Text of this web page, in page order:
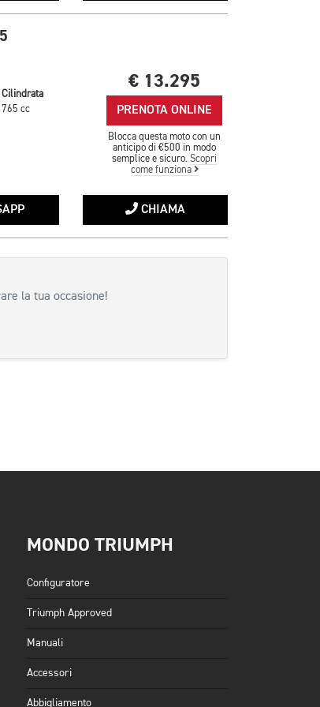
Cilindrata
765 cc
€ 13.295
PRENOTA ONLINE
Blocca questa moto con un
anticipo di €500 in modo
semplice e sicuro.Scopri
come funziona
CHIAMA
la tua occasione!
MONDO TRIUMPH
Configuratore
Triumph Approved
Manuali
Accessori
Abbigliamento